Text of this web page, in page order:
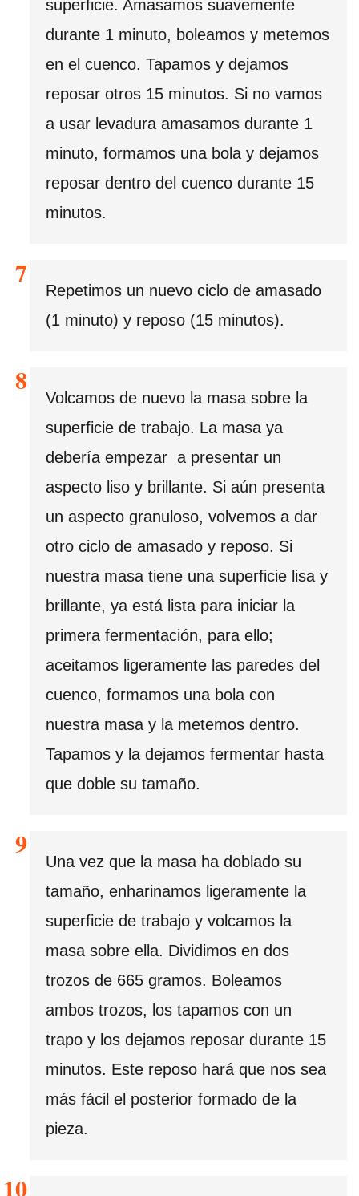
superficie. Amasamos suavemente
durante 1 minuto, boleamos y metemos
en el cuenco. Tapamos y dejamos
reposar otros 15 minutos. Si no vamos
a usar levadura amasamos durante 1
minuto, formamos una bola y dejamos
reposar dentro del cuenco durante 15
minutos.
Repetimos un nuevo ciclo de amasado
(1 minuto) y reposo (15 minutos).
Volcamos de nuevo la masa sobre la
superficie de trabajo. La masa ya
debería empezar a presentar un
aspecto liso y brillante. Si aún presenta
un aspecto granuloso, volvemos a dar
otro ciclo de amasado y reposo. Si
nuestra masa tiene una superficie lisa y
brillante, ya está lista para iniciar la
primera fermentación, para ello;
aceitamos ligeramente las paredes del
cuenco, formamos una bola con
nuestra masa y la metemos dentro.
Tapamos y la dejamos fermentar hasta
que doble su tamaño.
Una vez que la masa ha doblado su
tamaño, enharinamos ligeramente la
superficie de trabajo y volcamos la
masa sobre ella. Dividimos en dos
trozos de 665 gramos. Boleamos
ambos trozos, los tapamos con un
trapo y los dejamos reposar durante 15
minutos. Este reposo hará que nos sea
más fácil el posterior formado de la
pieza.